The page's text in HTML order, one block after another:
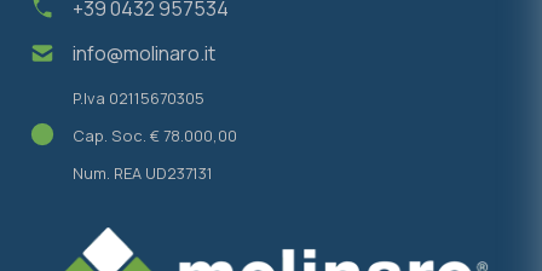
+39 0432 957534
info@molinaro.it
P.Iva 02115670305
Cap. Soc. € 78.000,00
Num. REA UD237131